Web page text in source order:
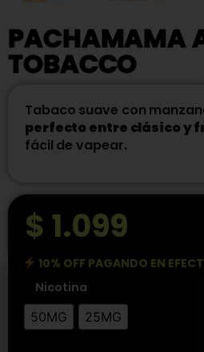
PACHAMAMA
TOBACCO
Tabaco suave con
perfecto entre clásico y
fácil de vapear.
$ 1.099
10% OFF PAGANDO EN
Nicotina
50MG
25MG